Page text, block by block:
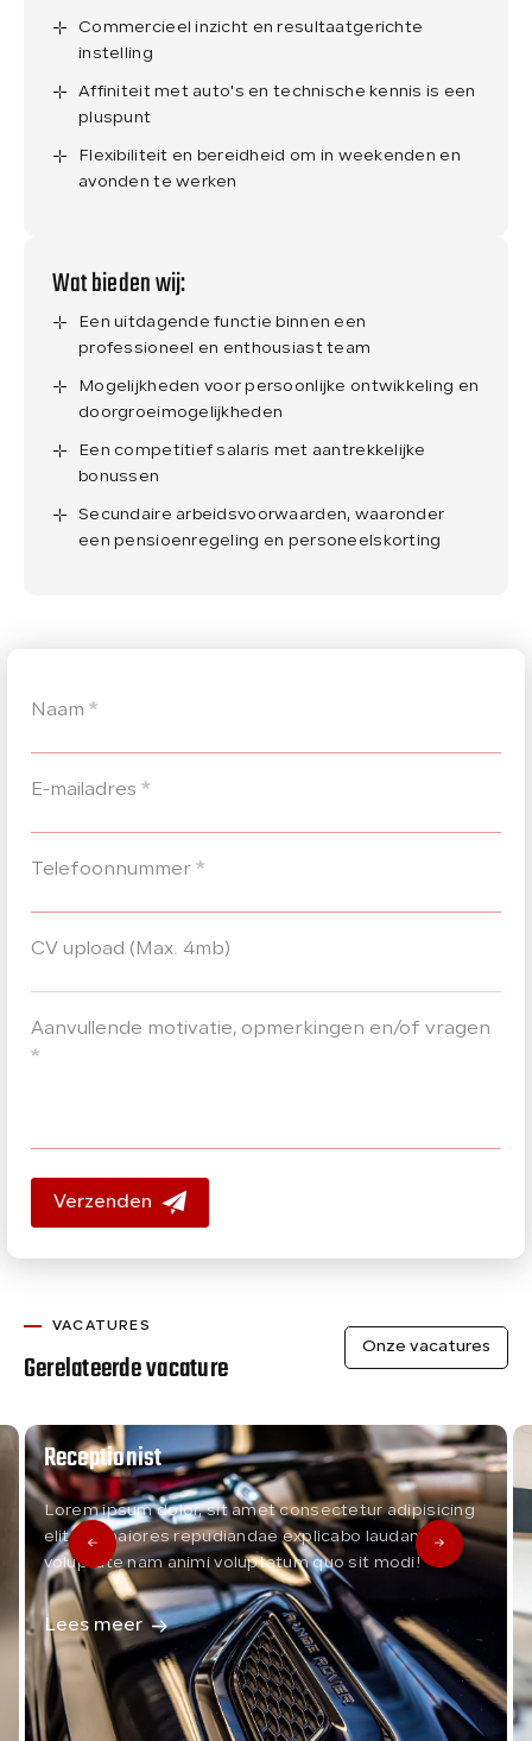
Commercieel inzicht en resultaatgerichte
instelling
Affiniteit met auto's en technische kennis is een
pluspunt
Flexibiliteit en bereidheid om in weekenden en
avonden te werken
Wat bieden wij:
Een uitdagende functie binnen een
professioneel en enthousiast team
Mogelijkheden voor persoonlijke ontwikkeling en
doorgroeimogelijkheden
Een competitief salaris met aantrekkelijke
bonussen
Secundaire arbeidsvoorwaarden, waaronder
een pensioenregeling en personeelskorting
Naam *
E-mailadres *
Telefoonnummer *
CV upload (Max. 4mb)
Aanvullende motivatie, opmerkingen en/of vragen
*
Verzenden
VACATURES
Gerelateerde vacature
Onze vacatures
Receptionist
Lorem ipsum dolor, sit amet consectetur adipisicing
elit. Ea maiores repudiandae explicabo laudantium
voluptate nam animi voluptatum quo sit modi!
Lees meer